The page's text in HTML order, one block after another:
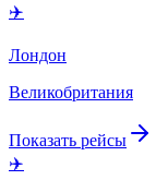
✈️
Лондон
Великобритания
Показать рейсы
✈️